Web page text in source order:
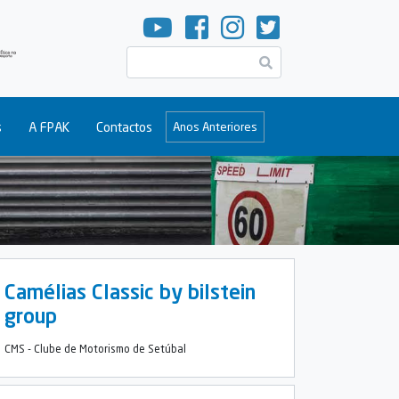
A FPAK Contactos Anos Anteriores
Camélias Classic by bilstein
group
CMS - Clube de Motorismo de Setúbal